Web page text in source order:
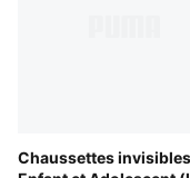
Chaussettes invisibles